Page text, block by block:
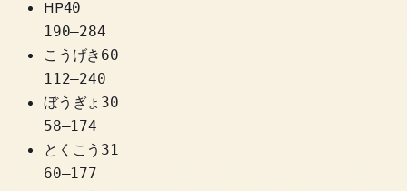
HP40
190–284
こうげき 60
112–240
ぼうぎょ 30
58–174
とくこう 31
60–177